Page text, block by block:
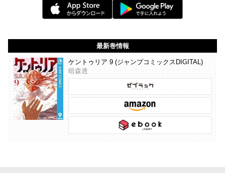
最新巻情報
ケントゥリア 9 (ジャンプコミックスDIGITAL)
暗森透